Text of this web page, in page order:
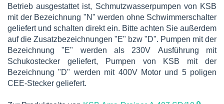
Betrieb ausgestattet ist, Schmutzwasserpumpen von KSB
mit der Bezeichnung "N" werden ohne Schwimmerschalter
geliefert und schalten direkt ein. Bitte achten Sie außerdem
auf die Zusatzbezeichnungen "E" bzw "D". Pumpen mit der
Bezeichnung "E" werden als 230V Ausführung mit
Schukostecker geliefert, Pumpen von KSB mit der
Bezeichnung "D" werden mit 400V Motor und 5 poligen
CEE-Stecker geliefert.